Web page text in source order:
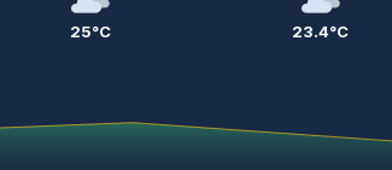
25°C 23.4°C